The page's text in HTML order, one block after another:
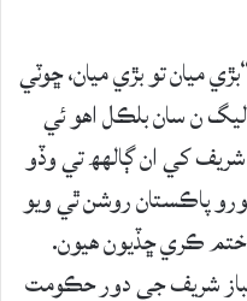
ميان تو بڙي ميان، ڇوٽي
ن سان بلڪل اھو ئي
کي ان ڳالھھ تي وڏو
پاڪستان روشن ٿي ويو
ڪري ڇڏيون ھيون.
شريف جي دور حڪومت